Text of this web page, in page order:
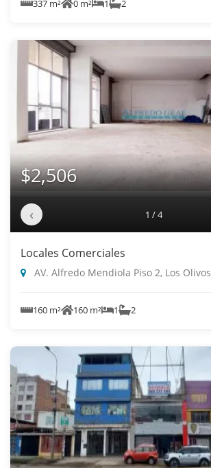
337 m² 0 m² 1 2
$2,506
‹ 1 / 4
Locales Comerciales
AV. Alfredo Mendiola Piso 2, Los Olivos
160 m² 160 m² 1 2